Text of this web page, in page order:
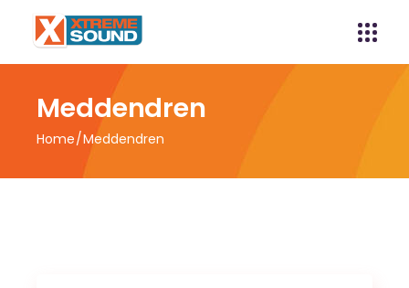
Meddendren
Home Meddendren